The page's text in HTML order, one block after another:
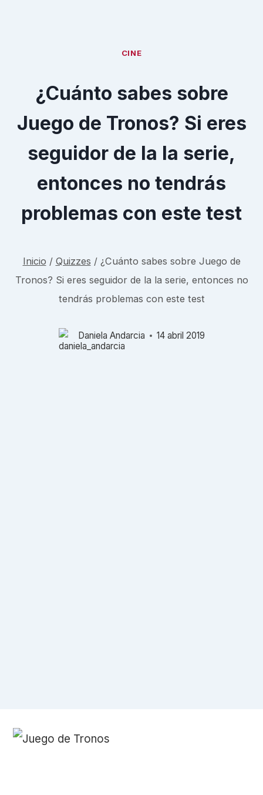
CINE
¿Cuánto sabes sobre
Juego de Tronos? Si eres
seguidor de la la serie,
entonces no tendrás
problemas con este test
Inicio / Quizzes / ¿Cuánto sabes sobre Juego de
Tronos? Si eres seguidor de la la serie, entonces no
tendrás problemas con este test
Daniela Andarcia 14 abril 2019